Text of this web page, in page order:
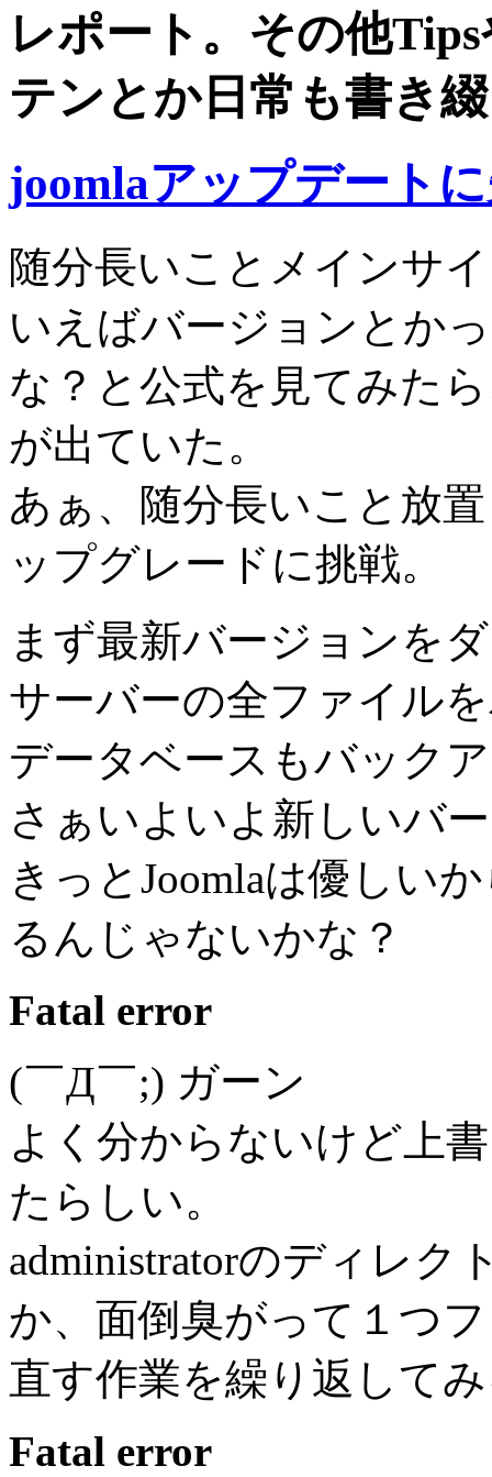
レポート。その他
テンとか日常も書き
joomlaアップデート
随分長いことメインサ
いえばバージョンとか
な？と公式を見てみた
が出ていた。
あぁ、随分長いこと放
ップグレードに挑戦。
まず最新バージョンを
サーバーの全ファイル
データベースもバック
さぁいよいよ新しいバ
きっとJoomlaは優しい
るんじゃないかな？
Fatal error
(￣Д￣;) ガーン
よく分からないけど上
たらしい。
administratorのディレ
か、面倒臭がって１つ
直す作業を繰り返して
Fatal error